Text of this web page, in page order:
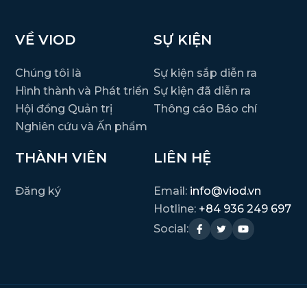
VỀ VIOD
Chúng tôi là
Hình thành và Phát triển
Hội đồng Quản trị
Nghiên cứu và Ấn phẩm
SỰ KIỆN
Sự kiện sắp diễn ra
Sự kiện đã diễn ra
Thông cáo Báo chí
THÀNH VIÊN
Đăng ký
LIÊN HỆ
Email: info@viod.vn
Hotline: +84 936 249 697
Social: